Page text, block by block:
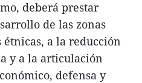
deberá prestar
de las zonas
a la reducción
y a la articulación
defensa y